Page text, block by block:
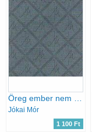
Jókai Mór
1 100 Ft